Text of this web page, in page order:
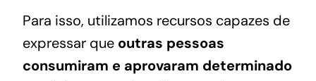
Para isso, utilizamos recursos capazes de
expressar que outras pessoas
consumiram e aprovaram determinado